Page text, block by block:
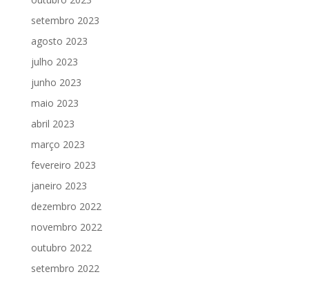
setembro 2023
agosto 2023
julho 2023
junho 2023
maio 2023
abril 2023
março 2023
fevereiro 2023
janeiro 2023
dezembro 2022
novembro 2022
outubro 2022
setembro 2022